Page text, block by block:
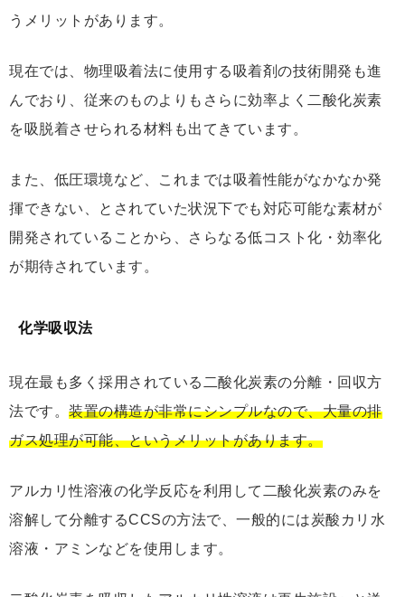
うメリットがあります。
現在では、物理吸着法に使用する吸着剤の技術開発も進
んでおり、従来のものよりもさらに効率よく二酸化炭素
を吸脱着させられる材料も出てきています。
また、低圧環境など、これまでは吸着性能がなかなか発
揮できない、とされていた状況下でも対応可能な素材が
開発されていることから、さらなる低コスト化・効率化
が期待されています。
化学吸収法
現在最も多く採用されている二酸化炭素の分離・回収方
法です。 装置の構造が非常にシンプルなので、大量の排
ガス処理が可能、というメリットがあります。
アルカリ性溶液の化学反応を利用して二酸化炭素のみを
溶解して分離するCCSの方法で、一般的には炭酸カリ水
溶液・アミンなどを使用します。